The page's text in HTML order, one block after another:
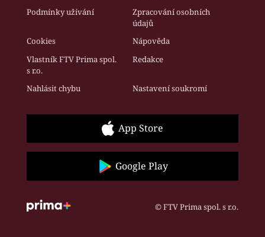
Podmínky užívání
Zpracování osobních
údajů
Cookies
Nápověda
Vlastník FTV Prima spol.
s r.o.
Redakce
Nahlásit chybu Nastavení soukromí
App Store
Google Play
© FTV Prima spol. s r.o.